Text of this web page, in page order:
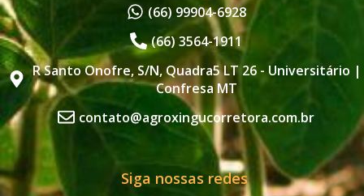
(66) 99904-6928
(66) 3564-1911
R Santo Onofre, S/N, Quadra5 LT 26 - Universitário |
Confresa MT
contato@agroxingucorretora.com.br
Siga nossas redes